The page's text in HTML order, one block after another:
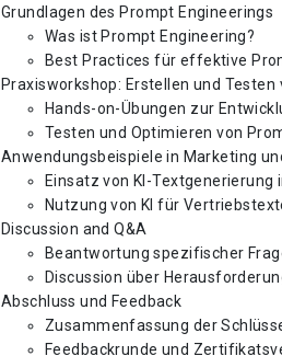
Grundlagen des Prompt Engineerings
Was ist Prompt Engineering?
Best Practices für effektive
Praxisworkshop: Erstellen und Testen
Hands-on-Übungen zur
Testen und Optimieren von
Anwendungsbeispiele in Marketing
Einsatz von KI-
Nutzung von KI für
Discussion and Q&A
Beantwortung spezifischer
Discussion über
Abschluss und Feedback
Zusammenfassung der
Feedbackrunde und